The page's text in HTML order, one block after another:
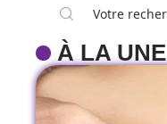
À LA UNE